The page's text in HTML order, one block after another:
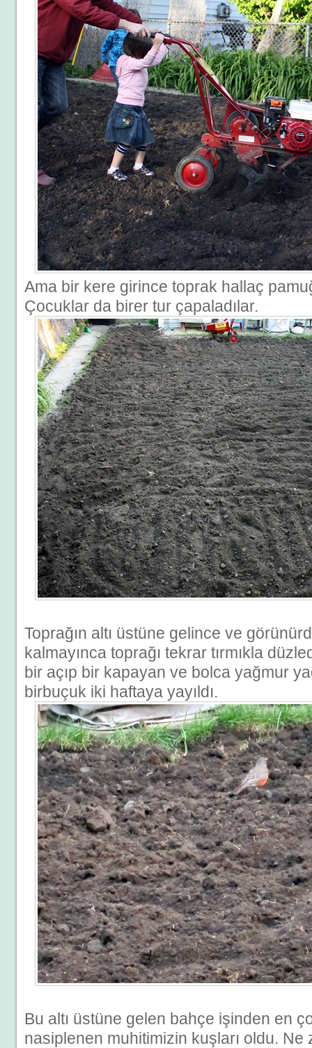
Ama bir kere girince toprak hallaç
Çocuklar da birer tur çapaladılar.
Toprağın altı üstüne gelince ve
kalmayınca toprağı tekrar tırmıkla
bir açıp bir kapayan ve bolca yağmur
birbuçuk iki haftaya yayıldı.
Bu altı üstüne gelen bahçe işinden en
nasiplenen muhitimizin kuşları oldu. Ne